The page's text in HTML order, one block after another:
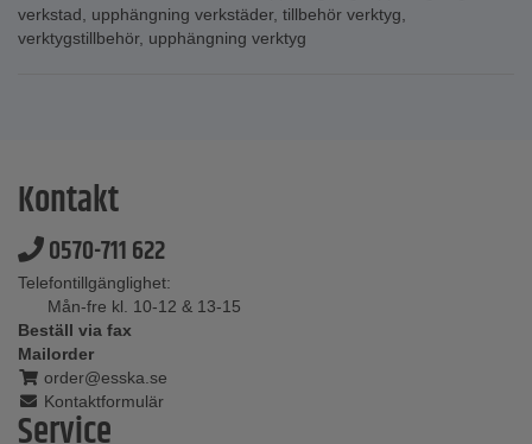
verkstad, upphängning verkstäder, tillbehör verktyg,
verktygstillbehör, upphängning verktyg
Kontakt
0570-711 622
Telefontillgänglighet:
Mån-fre kl. 10-12 & 13-15
Beställ via fax
Mailorder
order@esska.se
Kontaktformulär
Service